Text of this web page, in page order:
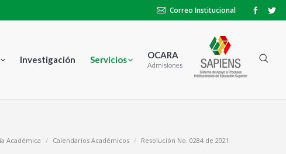
Correo Institucional
Investigación Servicios OCARA
Admisiones
Académica Calendarios Académicos Resolución No. 0284 de 2021